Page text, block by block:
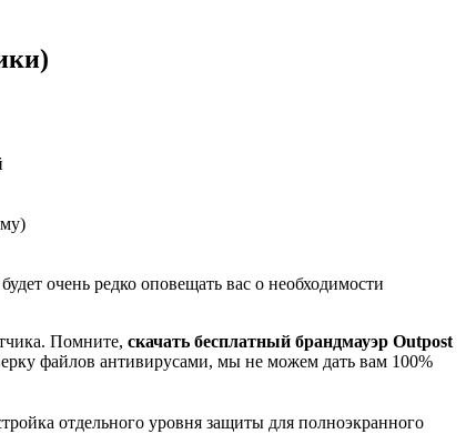
очень редко оповещать вас о необходимости
Помните, скачать бесплатный брандмауэр Outpost
файлов антивирусами, мы не можем дать вам 100%
отдельного уровня защиты для полноэкранного